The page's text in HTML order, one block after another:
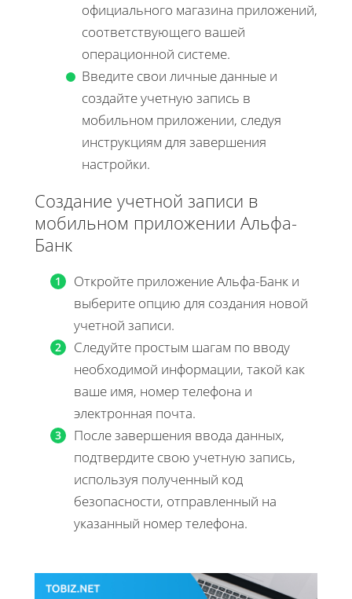
официального магазина приложений,
соответствующего вашей
операционной системе.
Введите свои личные данные и
создайте учетную запись в
мобильном приложении, следуя
инструкциям для завершения
настройки.
Создание учетной записи в
мобильном приложении Альфа-
Банк
Откройте приложение Альфа-Банк и
выберите опцию для создания новой
учетной записи.
Следуйте простым шагам по вводу
необходимой информации, такой как
ваше имя, номер телефона и
электронная почта.
После завершения ввода данных,
подтвердите свою учетную запись,
используя полученный код
безопасности, отправленный на
указанный номер телефона.